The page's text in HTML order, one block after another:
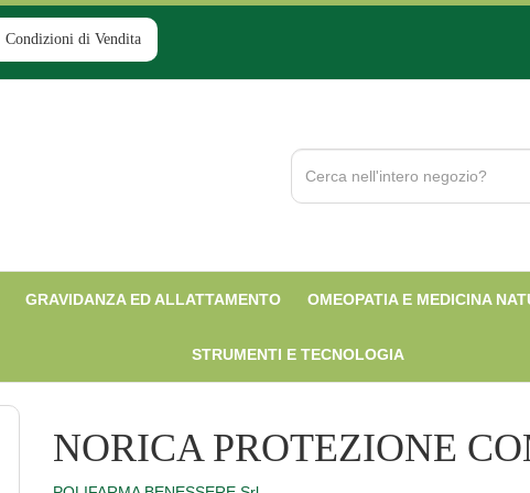
Condizioni di Vendita
Cerca
Prodotto
GRAVIDANZA ED ALLATTAMENTO OMEOPATIA E MEDICINA
STRUMENTI E TECNOLOGIA
NORICA PROTEZIONE